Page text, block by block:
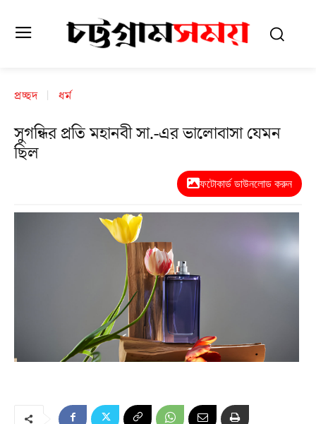
প্রচ্ছদ ধর্ম
সুগন্ধির প্রতি মহানবী সা.-এর ভালোবাসা যেমন
ছিল
ফটোকার্ড ডাউনলোড করুন